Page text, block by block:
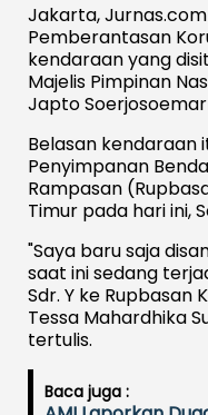
Jakarta,
Pemberantasan
kendaraan yang
Majelis Pimpinan
Japto
Belasan kendaraan
Penyimpanan
Rampasan
Timur pada hari ini,
"Saya baru saja
saat ini sedang
Sdr. Y ke Rupbasan
Tessa Mahardhika
tertulis.
Baca juga :